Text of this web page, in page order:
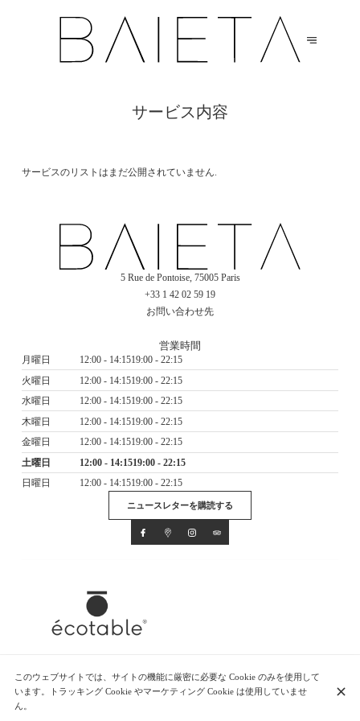
サービス内容
サービスのリストはまだ公開されていません.
5 Rue de Pontoise, 75005 Paris
+33 1 42 02 59 19
お問い合わせ先
営業時間
月曜日
12:00 - 14:1519:00 - 22:15
火曜日
12:00 - 14:1519:00 - 22:15
水曜日
12:00 - 14:1519:00 - 22:15
木曜日
12:00 - 14:1519:00 - 22:15
金曜日
12:00 - 14:1519:00 - 22:15
土曜日
12:00 - 14:1519:00 - 22:15
日曜日
12:00 - 14:1519:00 - 22:15
ニュースレターを購読する
© Baieta 2026
法律上の注意事項
データプライバシー
クッキー設定
このウェブサイトでは、サイトの機能に厳密に必要な Cookie のみを使用して
います。トラッキング Cookie やマーケティング Cookie は使用していませ
ん。